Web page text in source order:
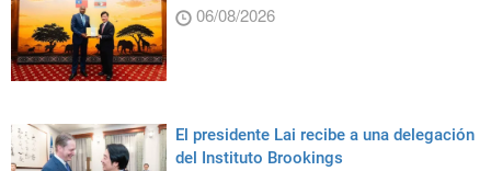
06/08/2026
El presidente Lai recibe a una delegación
del Instituto Brookings